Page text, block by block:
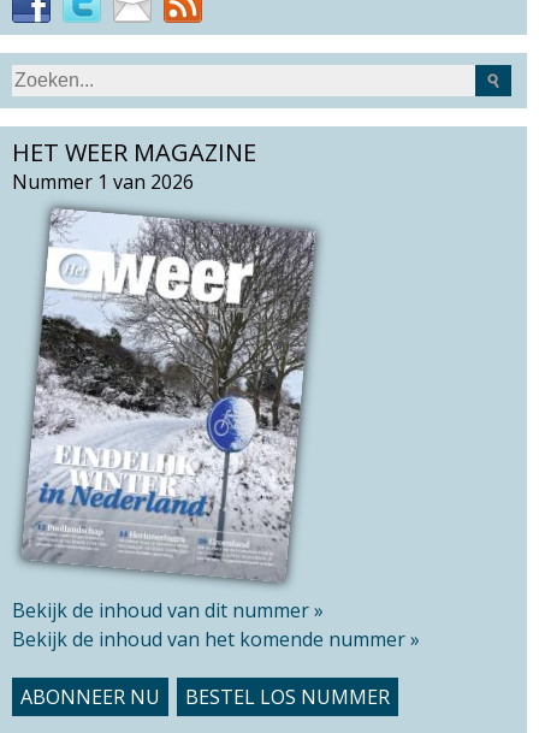
a
'
s
Z
o
e
k
S
e
r
c
HET WEER MAGAZINE
Nummer 1 van 2026
Bekijk de inhoud van dit nummer »
Bekijk de inhoud van het komende nummer »
ABONNEER NU BESTEL LOS NUMMER